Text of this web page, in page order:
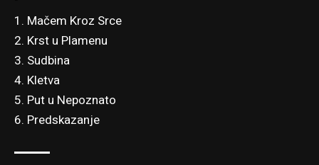
1. Mačem Kroz Srce
2. Krst u Plamenu
3. Sudbina
4. Kletva
5. Put u Nepoznato
6. Predskazanje